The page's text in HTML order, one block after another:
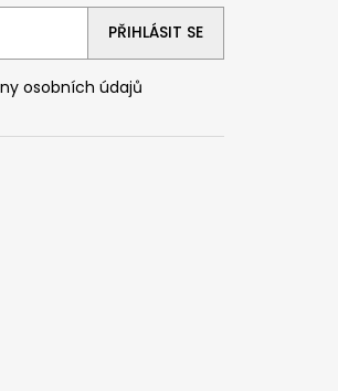
PŘIHLÁSIT SE
osobních údajů